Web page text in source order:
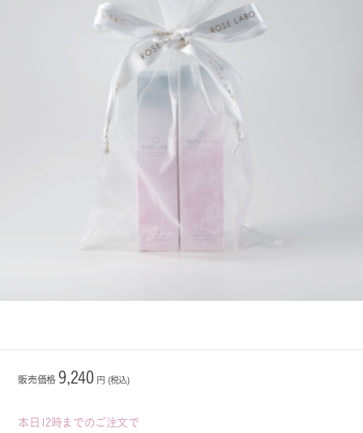
販売価格 9,240円 (税込)
本日12時までのご注文で